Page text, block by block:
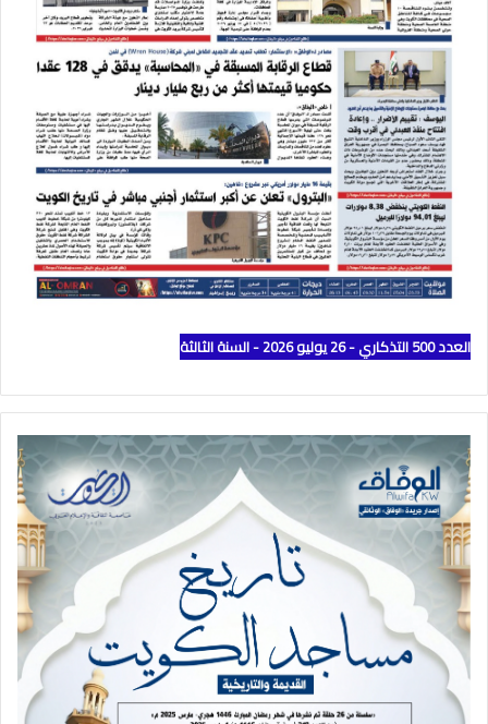
العدد 500 التذكاري - 26 يوليو 2026 - السنة الثالثة